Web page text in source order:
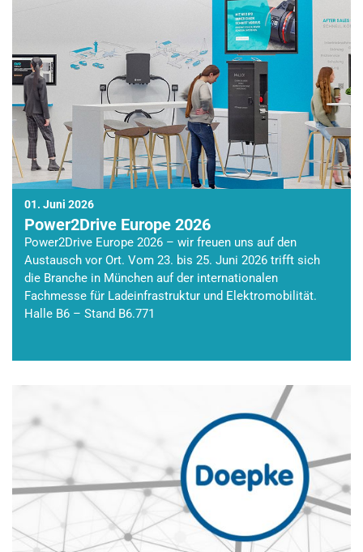
01. Juni 2026
Power2Drive Europe 2026
Power2Drive Europe 2026 – wir freuen uns auf den
Austausch vor Ort. Vom 23. bis 25. Juni 2026 trifft sich
die Branche in München auf der internationalen
Fachmesse für Ladeinfrastruktur und Elektromobilität.
Halle B6 – Stand B6.771